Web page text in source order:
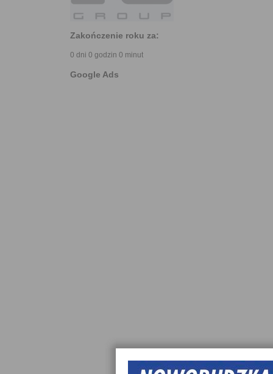
Zakończenie roku za:
0 dni 0 godzin 0 minut
Google Ads